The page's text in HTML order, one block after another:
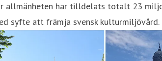
allmänheten har tilldelats totalt 23
syfte att främja svensk kulturmiljövård.